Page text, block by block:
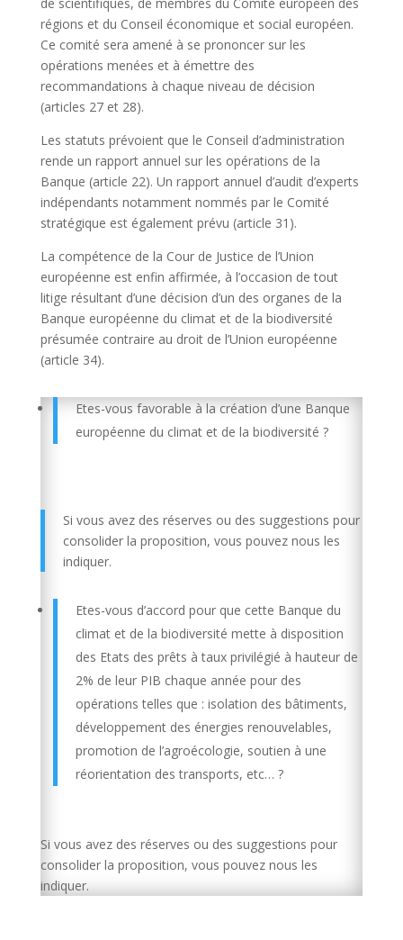
régions et du Conseil économique et social européen.
Ce comité sera amené à se prononcer sur les
opérations menées et à émettre des
recommandations à chaque niveau de décision
(articles 27 et 28).
Les statuts prévoient que le Conseil d’administration
rende un rapport annuel sur les opérations de la
Banque (article 22). Un rapport annuel d’audit d’experts
indépendants notamment nommés par le Comité
stratégique est également prévu (article 31).
La compétence de la Cour de Justice de l’Union
européenne est enfin affirmée, à l’occasion de tout
litige résultant d’une décision d’un des organes de la
Banque européenne du climat et de la biodiversité
présumée contraire au droit de l’Union européenne
(article 34).
Etes-vous favorable à la création d’une Banque
européenne du climat et de la biodiversité ?
Si vous avez des réserves ou des suggestions pour
consolider la proposition, vous pouvez nous les
indiquer.
Etes-vous d’accord pour que cette Banque du
climat et de la biodiversité mette à disposition
des Etats des prêts à taux privilégié à hauteur de
2% de leur PIB chaque année pour des
opérations telles que : isolation des bâtiments,
développement des énergies renouvelables,
promotion de l’agroécologie, soutien à une
réorientation des transports, etc… ?
Si vous avez des réserves ou des suggestions pour
consolider la proposition, vous pouvez nous les
indiquer.